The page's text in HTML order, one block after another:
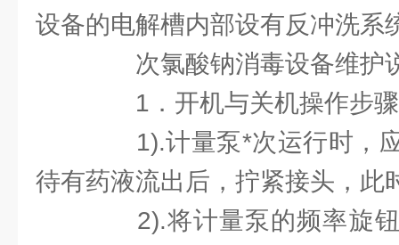
设备的电解槽内部设有反冲洗系
次氯酸钠消毒设备维护
1．开机与关机操作步骤
1).计量泵*次运行时，应
待有药液流出后，拧紧接头，此
2).将计量泵的频率旋钮